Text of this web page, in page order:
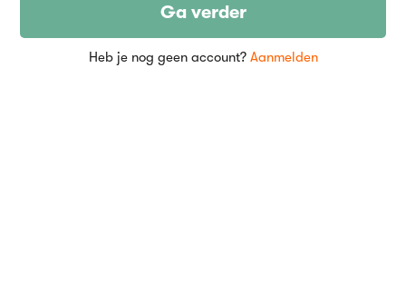
Ga verder
Heb je nog geen account? Aanmelden